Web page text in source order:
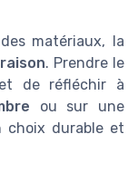
matériaux, la
. Prendre le
de réfléchir à
ou sur une
choix durable et